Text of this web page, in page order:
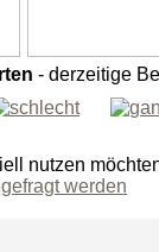
- derzeitige
nutzen
werden